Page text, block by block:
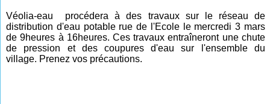
Véolia-eau procédera à des travaux sur le réseau de
distribution d'eau potable rue de l'Ecole le mercredi 3 mars
de 9heures à 16heures. Ces travaux entraîneront une chute
de pression et des coupures d'eau sur l'ensemble du
village. Prenez vos précautions.